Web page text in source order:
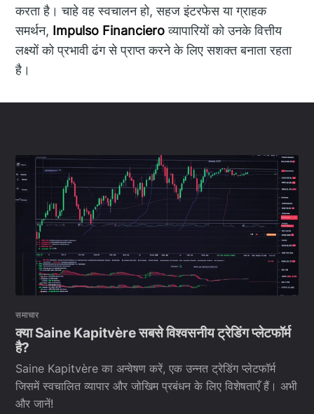
करता है। चाहे वह स्वचालन हो, सहज इंटरफेस या ग्राहक
समर्थन, Impulso Financieroव्यापारियों को उनके वित्तीय
लक्ष्यों को प्रभावी ढंग से प्राप्त करने के लिए सशक्त बनाता रहता
है।
समाचार
क्या Saine Kapitvère सबसे विश्वसनीय ट्रेडिंग प्लेटफॉर्म
है?
Saine Kapitvère का अन्वेषण करें, एक उन्नत ट्रेडिंग प्लेटफॉर्म
जिसमें स्वचालित व्यापार और जोखिम प्रबंधन के लिए विशेषताएँ हैं। अभी
और जानें!